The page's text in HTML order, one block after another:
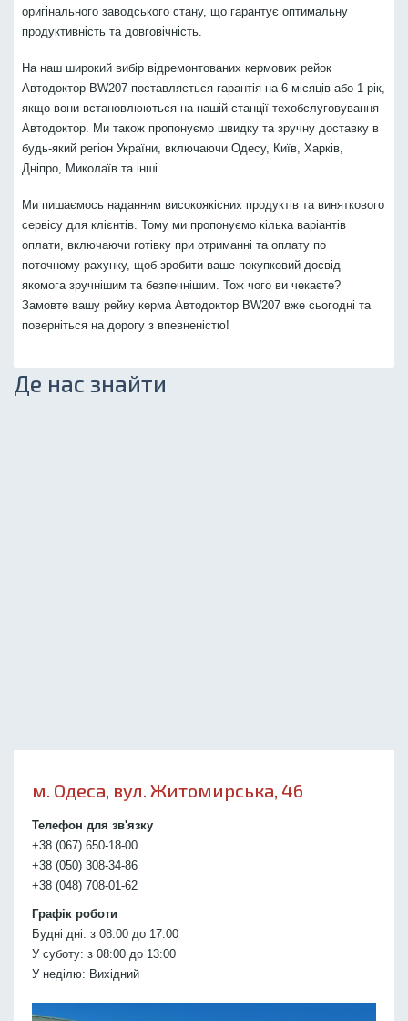
оригінального заводського стану, що гарантує оптимальну
продуктивність та довговічність.
На наш широкий вибір відремонтованих кермових рейок
Автодоктор BW207 поставляється гарантія на 6 місяців або 1 рік,
якщо вони встановлюються на нашій станції техобслуговування
Автодоктор. Ми також пропонуємо швидку та зручну доставку в
будь-який регіон України, включаючи Одесу, Київ, Харків,
Дніпро, Миколаїв та інші.
Ми пишаємось наданням високоякісних продуктів та виняткового
сервісу для клієнтів. Тому ми пропонуємо кілька варіантів
оплати, включаючи готівку при отриманні та оплату по
поточному рахунку, щоб зробити ваше покупковий досвід
якомога зручнішим та безпечнішим. Тож чого ви чекаєте?
Замовте вашу рейку керма Автодоктор BW207 вже сьогодні та
поверніться на дорогу з впевненістю!
Де нас знайти
м. Одеса, вул. Житомирська, 46
Телефон для зв'язку
+38 (067) 650-18-00
+38 (050) 308-34-86
+38 (048) 708-01-62
Графік роботи
Будні дні: з 08:00 до 17:00
У суботу: з 08:00 до 13:00
У неділю: Вихідний